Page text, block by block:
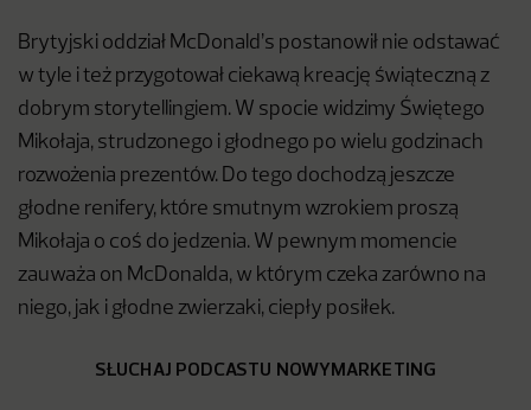
Brytyjski oddział McDonald’s postanowił nie odstawać
w tyle i też przygotował ciekawą kreację świąteczną z
dobrym storytellingiem. W spocie widzimy Świętego
Mikołaja, strudzonego i głodnego po wielu godzinach
rozwożenia prezentów. Do tego dochodzą jeszcze
głodne renifery, które smutnym wzrokiem proszą
Mikołaja o coś do jedzenia. W pewnym momencie
zauważa on McDonalda, w którym czeka zarówno na
niego, jak i głodne zwierzaki, ciepły posiłek.
SŁUCHAJ PODCASTU NOWYMARKETING